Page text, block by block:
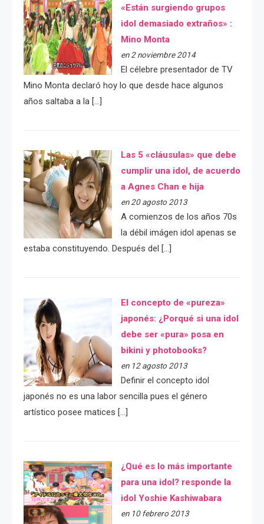
«Están surgiendo grupos
idol demasiado extraños» :
Mino Monta
en 2 noviembre 2014
El célebre presentador de TV
Mino Monta declaró hoy lo que desde hace algunos
años saltaba a la […]
Las 5 «cláusulas» que debe
cumplir una idol, de acuerdo
a Agnes Chan e hija
en 20 agosto 2013
A comienzos de los años 70s
la débil imágen idol apenas se
estaba constituyendo. Después del […]
El concepto de «pureza»
japonés: ¿Porqué si una idol
debe ser «pura» posa en
bikini y photobooks?
en 12 agosto 2013
Definir el concepto idol
japonés no es una labor sencilla pues el género
artístico posee matices […]
¿Qué es lo más importante
para una idol? responde la
idol Yoshie Kashiwabara
en 10 febrero 2013